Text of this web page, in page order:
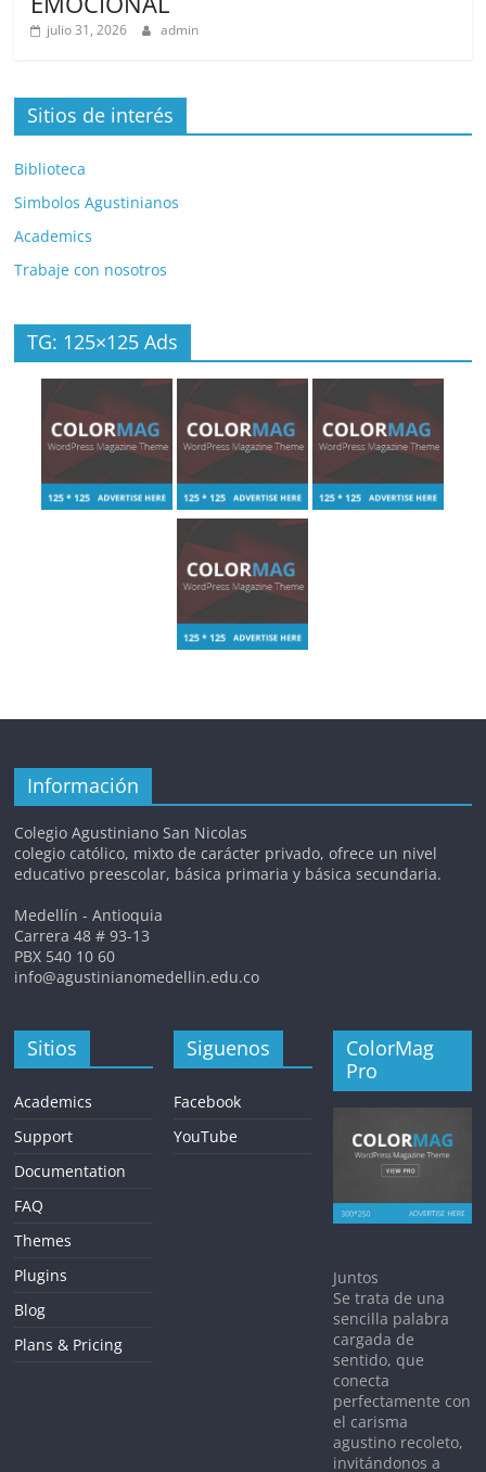
julio 31, 2026 admin
Sitios de interés
Biblioteca
Simbolos Agustinianos
Academics
Trabaje con nosotros
TG: 125×125 Ads
Información
Colegio Agustiniano San Nicolas
colegio católico, mixto de carácter privado, ofrece un nivel
educativo preescolar, básica primaria y básica secundaria.
Medellín - Antioquia
Carrera 48 # 93-13
PBX 540 10 60
info@agustinianomedellin.edu.co
Sitios
Academics
Support
Documentation
FAQ
Themes
Plugins
Blog
Plans & Pricing
Siguenos
Facebook
YouTube
ColorMag
Pro
Juntos
Se trata de una
sencilla palabra
cargada de
sentido, que
conecta
perfectamente con
el carisma
agustino recoleto,
invitándonos a